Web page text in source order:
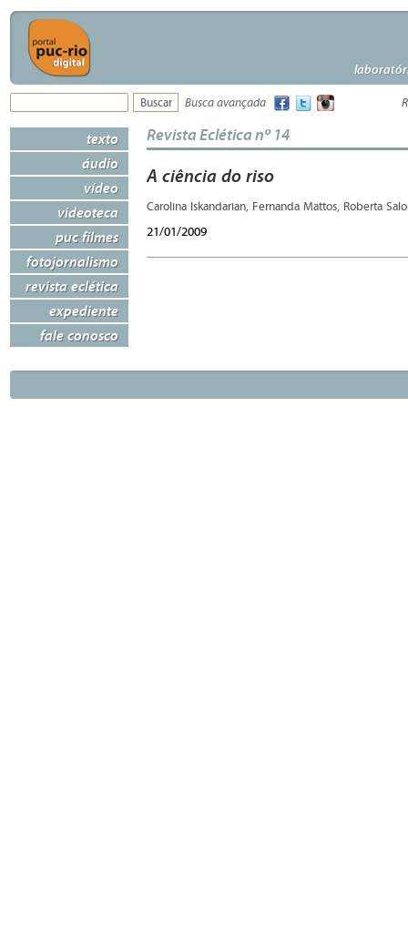
Busca avançada
texto
áudio
vídeo
videoteca
puc filmes
fotojornalismo
revista eclética
expediente
fale conosco
Revista Eclética nº 14
A ciência do riso
Carolina Iskandarian, Fernanda Mattos, Roberta
21/01/2009